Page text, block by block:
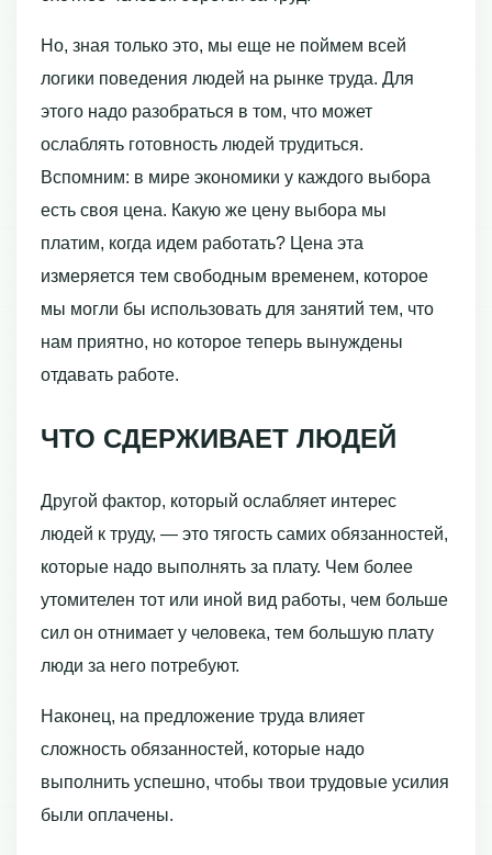
Но, зная только это, мы еще не поймем всей
логики поведения людей на рынке труда. Для
этого надо разобраться в том, что может
ослаблять готовность людей трудиться.
Вспомним: в мире экономики у каждого выбора
есть своя цена. Какую же цену выбора мы
платим, когда идем работать? Цена эта
измеряется тем свободным вре­менем, которое
мы могли бы использовать для занятий тем, что
нам приятно, но которое теперь вынуждены
отдавать работе.
ЧТО СДЕРЖИВАЕТ ЛЮДЕЙ
Другой фактор, который ослабляет интерес
людей к труду, — это тягость самих обязанностей,
которые надо выполнять за плату. Чем более
утомителен тот или иной вид работы, чем больше
сил он отнимает у человека, тем большую плату
люди за него потребуют.
Наконец, на предложение труда влияет
сложность обязанностей, которые надо
выполнить успешно, чтобы твои трудовые усилия
были оплачены.